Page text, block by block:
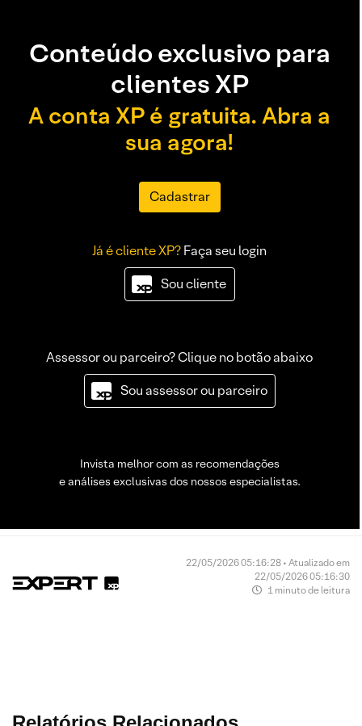
Conteúdo exclusivo para
clientes XP
A conta XP é gratuita. Abra a
sua agora!
Cadastrar
Já é cliente XP?Faça seu login
Sou cliente
Assessor ou parceiro? Clique no botão abaixo
Sou assessor ou parceiro
Invista melhor com as recomendações
e análises exclusivas dos nossos especialistas.
22/05/2026 05:16:28 • Atualizado em
22/05/2026 05:16:30
1 minuto de leitura